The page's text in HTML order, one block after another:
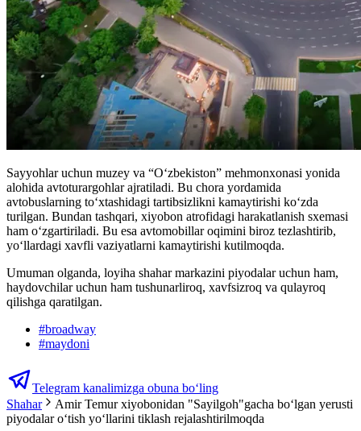
Sayyohlar uchun muzey va “O‘zbekiston” mehmonxonasi yonida
alohida avtoturargohlar ajratiladi. Bu chora yordamida
avtobuslarning to‘xtashidagi tartibsizlikni kamaytirishi koʻzda
turilgan. Bundan tashqari, xiyobon atrofidagi harakatlanish sxemasi
ham o‘zgartiriladi. Bu esa avtomobillar oqimini biroz tezlashtirib,
yo‘llardagi xavfli vaziyatlarni kamaytirishi kutilmoqda.
Umuman olganda, loyiha shahar markazini piyodalar uchun ham,
haydovchilar uchun ham tushunarliroq, xavfsizroq va qulayroq
qilishga qaratilgan.
#broadway
#maydoni
Telegram kanalimizga obuna bo‘ling
Shahar
Amir Temur xiyobonidan "Sayilgoh"gacha boʻlgan yerusti
piyodalar oʻtish yoʻllarini tiklash rejalashtirilmoqda